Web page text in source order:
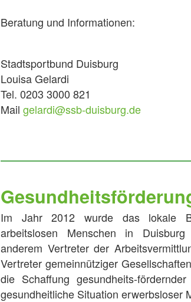
Beratung und Informationen:
Stadtsportbund Duisburg
Louisa Gelardi
Tel. 0203 3000 821
Mail gelardi@ssb-duisburg.de
Im Jahr 2012 wurde das lokale
arbeitslosen Menschen in
anderem Vertreter der
Vertreter gemeinnütziger
die Schaffung gesundheits-
gesundheitliche Situation erwerbsloser